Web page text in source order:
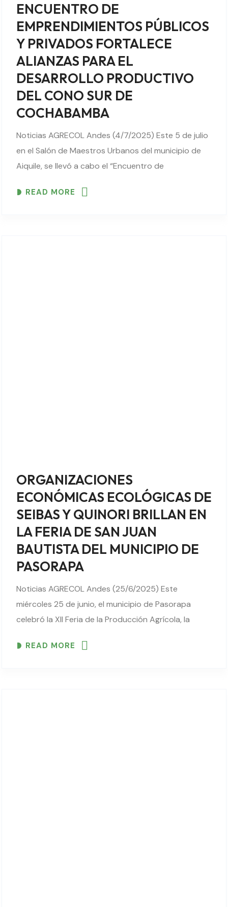
ENCUENTRO DE
EMPRENDIMIENTOS PÚBLICOS
Y PRIVADOS FORTALECE
ALIANZAS PARA EL
DESARROLLO PRODUCTIVO
DEL CONO SUR DE
COCHABAMBA
Noticias AGRECOL Andes (4/7/2025) Este 5 de julio
en el Salón de Maestros Urbanos del municipio de
Aiquile, se llevó a cabo el “Encuentro de
Con el objetivo de compartir experiencias,
READ MORE
ORGANIZACIONES
ECONÓMICAS ECOLÓGICAS DE
SEIBAS Y QUINORI BRILLAN EN
LA FERIA DE SAN JUAN
BAUTISTA DEL MUNICIPIO DE
PASORAPA
Noticias AGRECOL Andes (25/6/2025) Este
miércoles 25 de junio, el municipio de Pasorapa
celebró la XII Feria de la Producción Agrícola, la
la festividad de San Juan Bautista, Patrono del
READ MORE